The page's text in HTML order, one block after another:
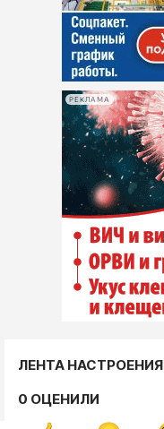
РЕКЛАМА
ЛЕНТА НАСТРОЕНИЯ
0 ОЦЕНИЛИ